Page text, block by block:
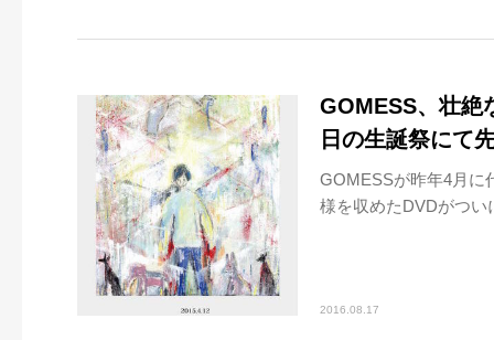
GOMESS、壮絶
日の生誕祭にて
GOMESSが昨年4月に
様を収めたDVDがつい
2016.08.17